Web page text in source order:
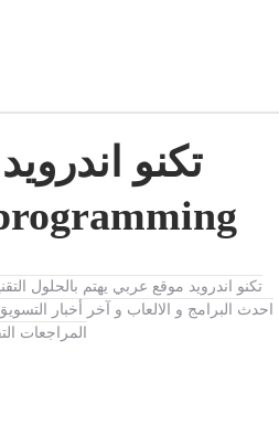
تكنو اندرويد موقع عربي يهتم بالحلول
احدث البرامج و الالعاب و آخر أخبار
المراجعات